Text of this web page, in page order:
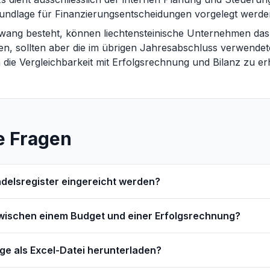
für Finanzierungsentscheidungen vorgelegt
besteht, können liechtensteinische Unternehmen
sollten aber die im übrigen Jahresabschluss
Vergleichbarkeit mit Erfolgsrechnung und Bilanz zu
Fragen
eingereicht werden?
einem Budget und einer Erfolgsrechnung?
als Excel-Datei herunterladen?